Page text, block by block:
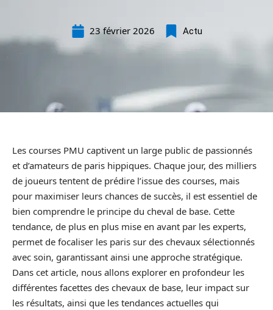
23 février 2026 Actu
Les courses PMU captivent un large public de passionnés
et d’amateurs de paris hippiques. Chaque jour, des milliers
de joueurs tentent de prédire l’issue des courses, mais
pour maximiser leurs chances de succès, il est essentiel de
bien comprendre le principe du cheval de base. Cette
tendance, de plus en plus mise en avant par les experts,
permet de focaliser les paris sur des chevaux sélectionnés
avec soin, garantissant ainsi une approche stratégique.
Dans cet article, nous allons explorer en profondeur les
différentes facettes des chevaux de base, leur impact sur
les résultats, ainsi que les tendances actuelles qui